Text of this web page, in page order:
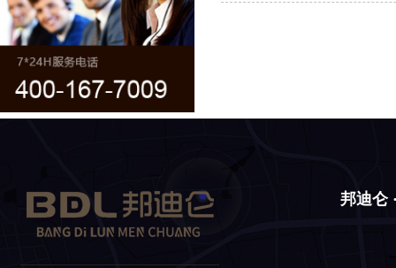
邦迪仑